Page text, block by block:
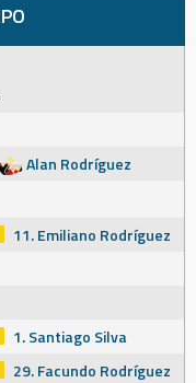
Alan Rodríguez
11. Emiliano Rodríguez
1. Santiago Silva
29. Facundo Rodríguez